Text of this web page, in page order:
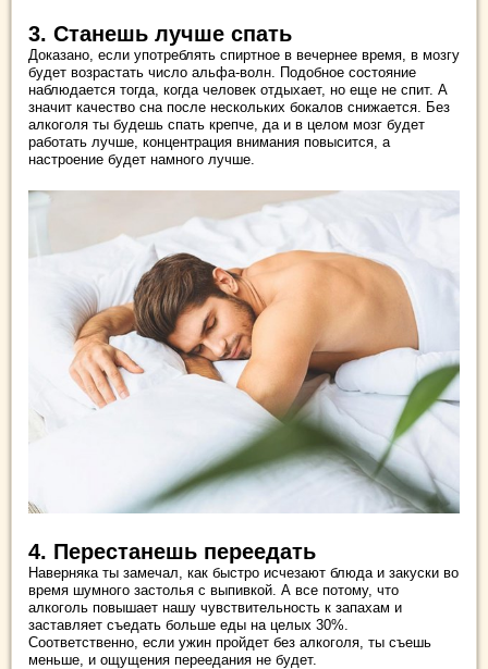
3. Станешь лучше спать
Доказано, если употреблять спиртное в вечернее время, в мозгу
будет возрастать число альфа-волн. Подобное состояние
наблюдается тогда, когда человек отдыхает, но еще не спит. А
значит качество сна после нескольких бокалов снижается. Без
алкоголя ты будешь спать крепче, да и в целом мозг будет
работать лучше, концентрация внимания повысится, а
настроение будет намного лучше.
4. Перестанешь переедать
Наверняка ты замечал, как быстро исчезают блюда и закуски во
время шумного застолья с выпивкой. А все потому, что
алкоголь повышает нашу чувствительность к запахам и
заставляет съедать больше еды на целых 30%.
Соответственно, если ужин пройдет без алкоголя, ты съешь
меньше, и ощущения переедания не будет.